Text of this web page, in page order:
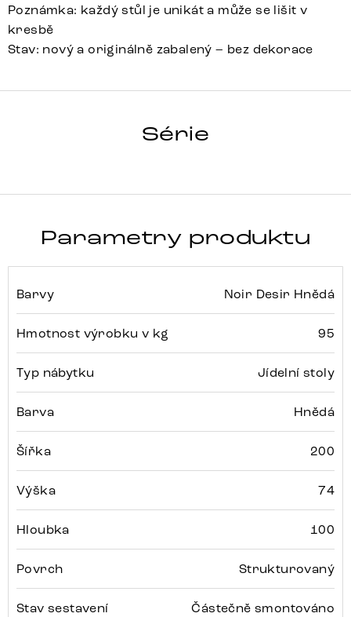
Poznámka: každý stůl je unikát a může se lišit v
kresbě
Stav: nový a originálně zabalený – bez dekorace
Série
Parametry produktu
Barvy Noir Desir Hnědá
Hmotnost výrobku v kg 95
Typ nábytku Jídelní stoly
Barva Hnědá
Šířka 200
Výška 74
Hloubka 100
Povrch Strukturovaný
Stav sestavení Částečně smontováno